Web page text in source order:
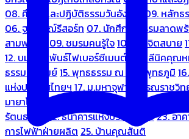
08. ศึกษาและปฏิบัติธรรมวันอังคาร
09. หลักธ
06. ฐณิชาฌ์รีสอร์ท 07. นักศึกษาธรรมลาดพ
สามพระยา
09. ชมรมคนรู้ใจ10. บ้านจิตสบาย
12. บมจ.มหพันธ์ไฟเบอร์ซีเมนต์
13. คลีนิคคุณ
ธรรมะรื่นรมย์15. พุทธธรรม ณ แดนพุทธภูมิ
แห่งประเทศไทยฯ 17. ม.มหาจุฬาลงกรณราชวิท
มายาโคตมี
19. ariya wellness center
รัตนธรรม
22. ธนาคารแห่งประเทศไทย23. อา
การไฟฟ้าฝ่ายผลิต 25. บ้านคุณสันติ